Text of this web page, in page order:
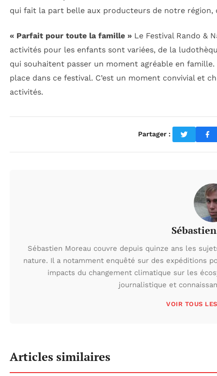
qui fait la part belle aux producteurs de notre région,
« Parfait pour toute la famille » Le Festival Rando &
activités pour les enfants sont variées, de la
qui souhaitent passer un moment agréable en
place dans ce festival. C’est un moment convivial et
activités.
Partager :
Sébastien Moreau couvre depuis quinze ans les
nature. Il a notamment enquêté sur des expéditions
impacts du changement climatique sur les
journalistique et
VOIR TOUS
Articles similaires